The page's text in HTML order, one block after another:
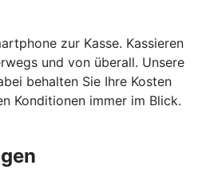
zur Kasse. Kassieren
und von überall. Unsere
behalten Sie Ihre Kosten
Konditionen immer im Blick.